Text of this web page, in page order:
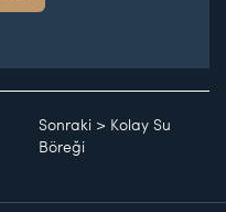
Sonraki > Kolay Su
Böreği